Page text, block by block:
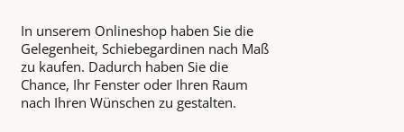
In unserem Onlineshop haben Sie die
Gelegenheit, Schiebegardinen nach Maß
zu kaufen. Dadurch haben Sie die
Chance, Ihr Fenster oder Ihren Raum
nach Ihren Wünschen zu gestalten.